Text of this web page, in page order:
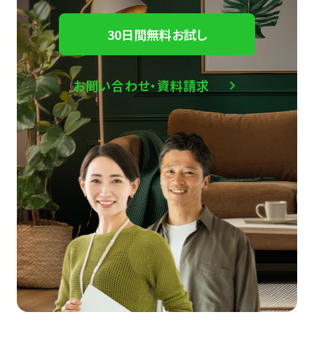
30日間無料お試し
お問い合わせ・資料請求